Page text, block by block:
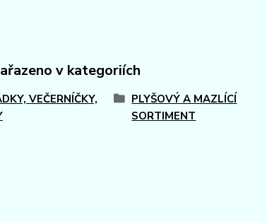
v kategoriích
VEČERNÍČKY,
PLYŠOVÝ A MAZLÍCÍ
SORTIMENT